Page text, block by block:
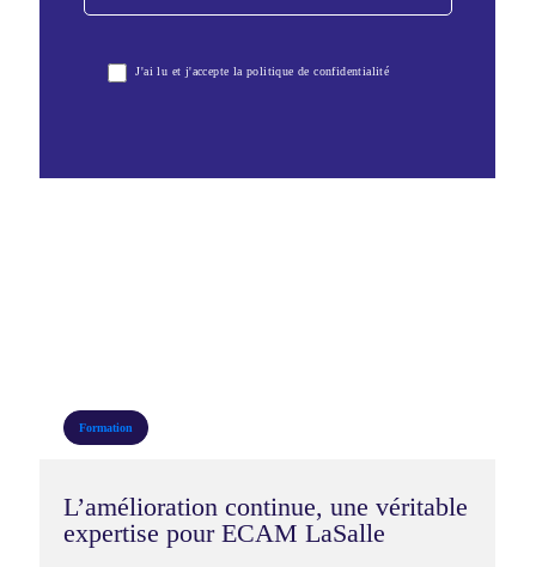
2025-J'ai lu et j'accepte la politique de confidentialité
Formation
L’amélioration continue, une véritable
expertise pour ECAM LaSalle